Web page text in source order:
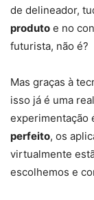
de delineador,
produto e no
futurista, não é?
Mas graças à
isso já é uma
experimentação
perfeito, os
virtualmente
escolhemos e